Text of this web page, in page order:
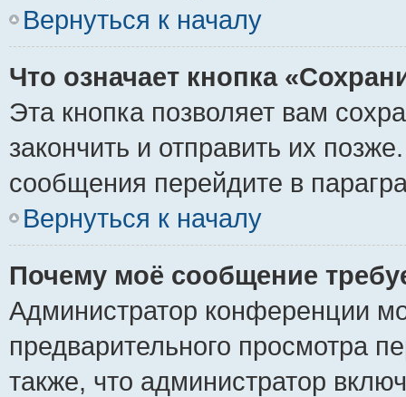
Вернуться к началу
Что означает кнопка
Эта кнопка позволяет вам
закончить и отправить их
сообщения перейдите в
Вернуться к началу
Почему моё сообщение
Администратор конференции
предварительного просмотра
также, что администратор